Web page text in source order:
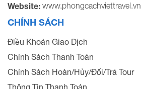
Website: www.phongcachviettravel.vn
CHÍNH SÁCH
Điều Khoản Giao Dịch
Chính Sách Thanh Toán
Chính Sách Hoàn/Hủy/Đổi/Trả Tour
Thông Tin Thanh Toán